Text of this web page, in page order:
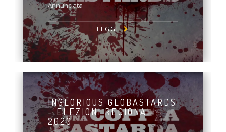
Annunciata
LEGGI
INGLORIOUS GLOBASTARDS
- ELEZIONI REGIONALI
2020